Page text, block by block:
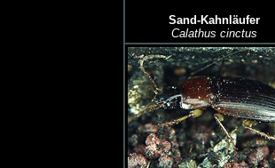
Sand-Kahnläufer
Calathus cinctus